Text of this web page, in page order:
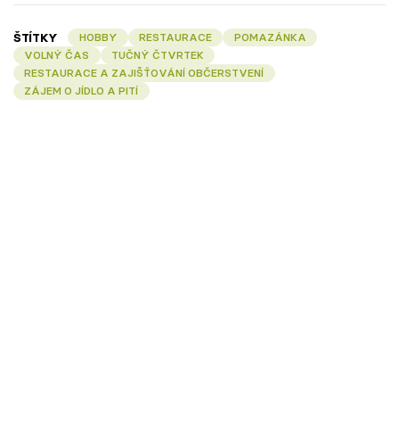
ŠTÍTKY HOBBY RESTAURACE
POMAZÁNKA
VOLNÝ ČAS
TUČNÝ ČTVRTEK
RESTAURACE A ZAJIŠŤOVÁNÍ OBČERSTVENÍ
ZÁJEM O JÍDLO A PITÍ